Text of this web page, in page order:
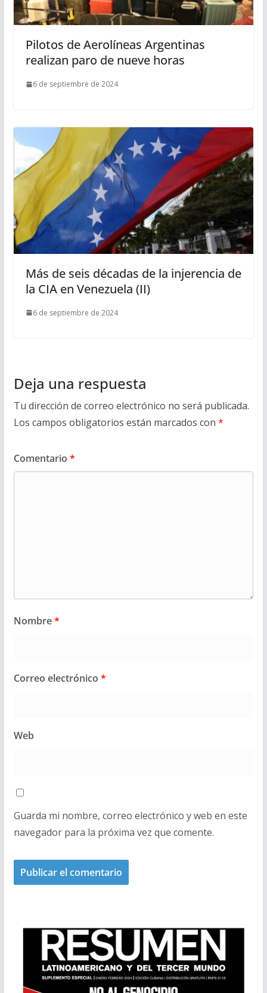
Pilotos de Aerolíneas Argentinas
realizan paro de nueve horas
6 de septiembre de 2024
Más de seis décadas de la injerencia de
la CIA en Venezuela (II)
6 de septiembre de 2024
Deja una respuesta
Tu dirección de correo electrónico no será publicada.
Los campos obligatorios están marcados con *
Comentario *
Nombre*
Correo electrónico *
Web
Guarda mi nombre, correo electrónico y web en este
navegador para la próxima vez que comente.